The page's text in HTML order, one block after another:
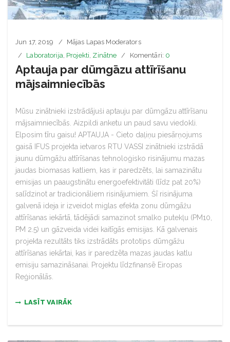
Jun 17, 2019
Mājas Lapas Moderators
Laboratorija, Projekti, Zinātne Komentāri: 0
Aptauja par dūmgāzu attīrīšanu
mājsaimniecībās
Mūsu zinātnieki izstrādājuši aptauju par dūmgāzu attīrīšanu
mājsaimniecībās. Aizpildi anketu un paud savu viedokli.
Elposim tīru gaisu! APTAUJA - Cieto daļiņu piesārņojums
gaisā IFUS projekta ietvaros RTU VASSI zinātnieki izstrādā
jaunu dūmgāžu attīrīšanas tehnoloģisko risinājumu mazas
jaudas biomasas katliem, kas ir paredzēts, lai samazinātu
emisijas un paaugstinātu energoefektivitāti (līdz pat 20%)
salīdzinot ar tradicionāliem risinājumiem. Šī risinājuma
galvenā ideja ir izveidot miglas efekta zonu dūmgāžu
attīrīšanas iekārtā, tādējādi samazinot smalko putekļu (PM10,
PM 2.5) un gāzveida videi kaitīgās emisijas. Kā galvenais
projekta rezultāts tiks izstrādāts prototips dūmgāžu
attīrīšanas iekārtai, kas ir paredzēta mazas jaudas katlu
emisiju samazināšanai. Projektu līdzfinansē Eiropas
Reģionālās.
LASĪT VAIRĀK